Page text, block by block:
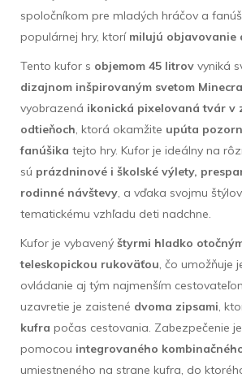
spoločníkom pre mladých hráčov a
populárnej hry, ktorímilujú objavovanie
Tento kufor s objemom 45 litrov vyniká
dizajnom inšpirovaným svetom
vyobrazená ikonická pixelovaná tvár v
odtieňoch, ktorá okamžite upúta
fanúšika tejto hry. Kufor je ideálny na
sú prázdninové i školské výlety,
rodinné návštevy, a vďaka svojmu
tematickému vzhľadu deti nadchne.
Kufor je vybavený štyrmi hladko
teleskopickou rukoväťou, čo umožňuje
ovládanie aj tým najmenším
uzavretie je zaistené dvoma zipsami,
kufra počas cestovania. Zabezpečenie
pomocou integrovaného
umiestneného na strane kufra, do